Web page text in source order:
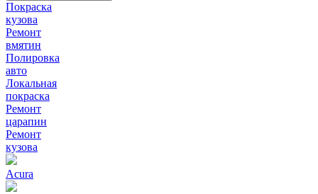
Покраска
кузова
Ремонт
вмятин
Полировка
авто
Локальная
покраска
Ремонт
царапин
Ремонт
кузова
Acura